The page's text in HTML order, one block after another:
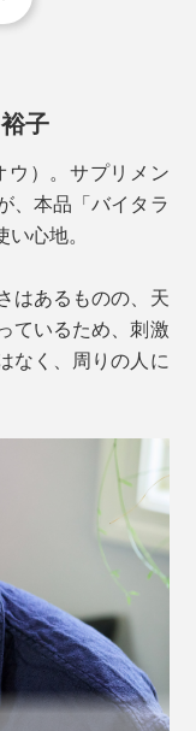
にも含まれる成
機イオウ（※2）」
もこだわり、沖
げた、海洋深層水
養・抗疲労）白書2024レポ
するためのブラン
ム」に落とし込ん
ム」です。
、ベネクスのホー
ム：休養学を学ぼ
達物質が大きな役
パミンや、精神を
神経伝達物質。
射の遅れ、ぎこち
障害性疼痛と呼ば
す。この神経伝達
した活力に満ちた
子
ウ）。サプリメン
、本品「バイタラ
心地。
はあるものの、天
ているため、刺激
なく、周りの人に